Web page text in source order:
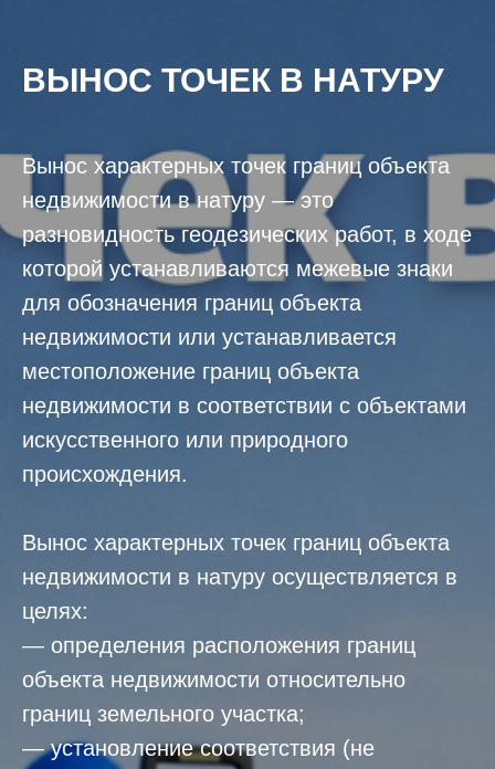
ВЫНОС ТОЧЕК В НАТУРУ
Вынос характерных точек границ объекта
недвижимости в натуру — это
разновидность геодезических работ, в ходе
которой устанавливаются межевые знаки
для обозначения границ объекта
недвижимости или устанавливается
местоположение границ объекта
недвижимости в соответствии с объектами
искусственного или природного
происхождения.
Вынос характерных точек границ объекта
недвижимости в натуру осуществляется в
целях:
— определения расположения границ
объекта недвижимости относительно
границ земельного участка;
— установление соответствия (не